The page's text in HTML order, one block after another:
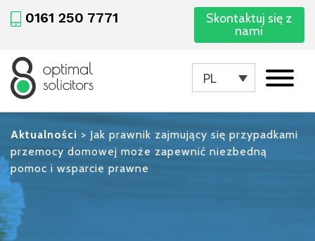
0161 250 7771
Skontaktuj się z
nami
PL
Aktualności > Jak prawnik zajmujący się przypadkami
przemocy domowej może zapewnić niezbedną
pomoc i wsparcie prawne